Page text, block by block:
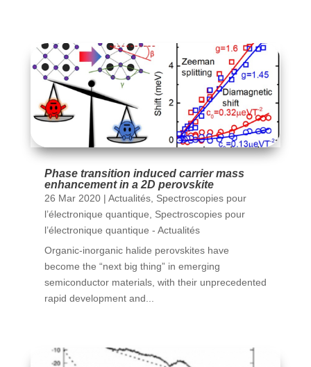
Phase transition induced carrier mass
enhancement in a 2D perovskite
26 Mar 2020| Actualités, Spectroscopies pour
l’électronique quantique, Spectroscopies pour
l’électronique quantique - Actualités
Organic-inorganic halide perovskites have
become the “next big thing” in emerging
semiconductor materials, with their unprecedented
rapid development and...